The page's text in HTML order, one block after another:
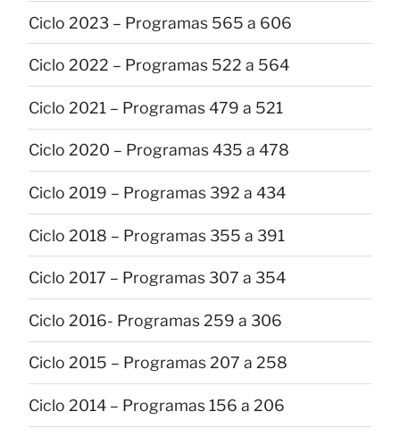
Ciclo 2023 – Programas 565 a 606
Ciclo 2022 – Programas 522 a 564
Ciclo 2021 – Programas 479 a 521
Ciclo 2020 – Programas 435 a 478
Ciclo 2019 – Programas 392 a 434
Ciclo 2018 – Programas 355 a 391
Ciclo 2017 – Programas 307 a 354
Ciclo 2016- Programas 259 a 306
Ciclo 2015 – Programas 207 a 258
Ciclo 2014 – Programas 156 a 206